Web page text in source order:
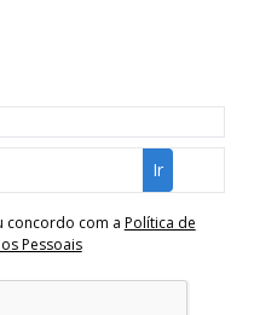
concordo com a Política de
Pessoais